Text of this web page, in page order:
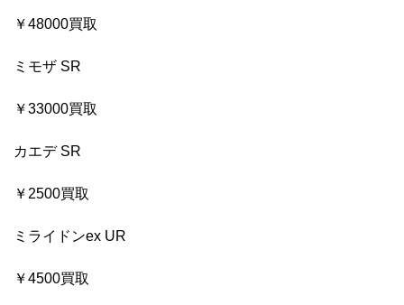
￥48000買取
ミモザ SR
￥33000買取
カエデ SR
￥2500買取
ミライドンex UR
￥4500買取